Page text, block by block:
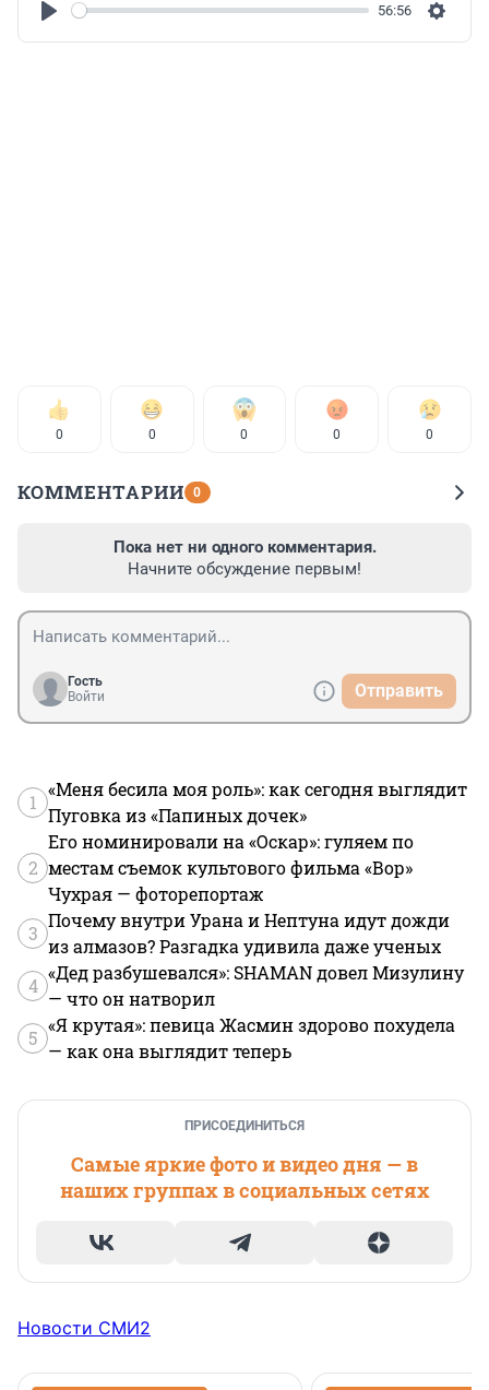
56:56
0 0 0 0 0
КОММЕНТАРИИ 0
Пока нет ни одного комментария.
Начните обсуждение первым!
Гость
Войти
Отправить
1
«Меня бесила моя роль»: как сегодня выглядит
Пуговка из «Папиных дочек»
2
Его номинировали на «Оскар»: гуляем по
местам съемок культового фильма «Вор»
Чухрая — фоторепортаж
3
Почему внутри Урана и Нептуна идут дожди
из алмазов? Разгадка удивила даже ученых
4
«Дед разбушевался»: SHAMAN довел Мизулину
— что он натворил
5
«Я крутая»: певица Жасмин здорово похудела
— как она выглядит теперь
ПРИСОЕДИНИТЬСЯ
Самые яркие фото и видео дня — в
наших группах в социальных сетях
Новости СМИ2